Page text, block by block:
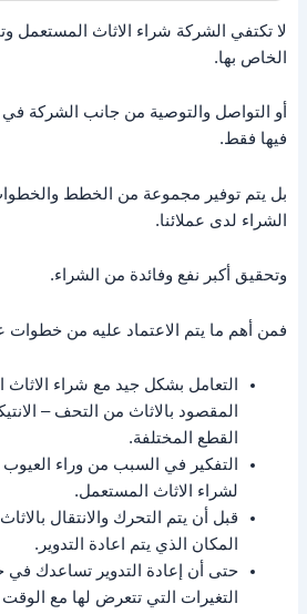
لا تكتفي الشركة شراء الاثاث المستعمل
الخاص بها.
أو التواصل والتوصية من جانب الشركة
فيها فقط.
بل يتم توفير مجموعة من الخطط
الشراء لدى عملائنا.
وتحقيق أكبر نفع وفائدة من الشراء.
فمن أهم ما يتم الاعتماد عليه من خطوات
التعامل بشكل جيد مع شراء
المقصود بالاثاث من التحف –
القطع المختلفة.
التفكير في السبب من وراء
لشراء الاثاث المستعمل.
قبل أن يتم التحرك والانتقال
المكان الذي يتم اعادة التدوير.
حتى أن إعادة التدوير تساعدك في
التغيرات التي تتعرض لها مع